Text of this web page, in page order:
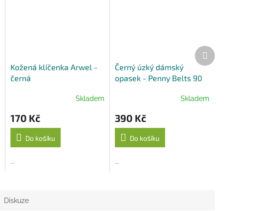
Kožená klíčenka Arwel -
černá
Skladem
170 Kč
Do košíku
...
Černý úzký dámský
opasek - Penny Belts 90
Skladem
390 Kč
Do košíku
...
Další
produkt
Diskuze